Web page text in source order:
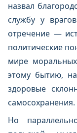
назвал
службу у
отречение —
политические
мире
этому бытию,
здоровые
самосохранения.
Но